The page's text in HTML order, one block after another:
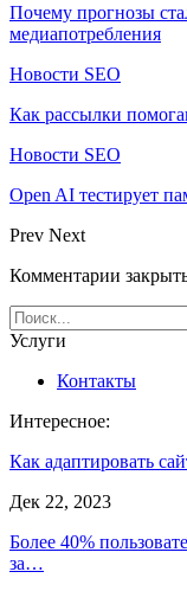
Почему прогнозы
медиапотребления
Новости SEO
Как рассылки
Новости SEO
Open AI тестирует
Prev Next
Комментарии
Услуги
Контакты
Интересное:
Как адаптировать
Дек 22, 2023
Более 40%
за…